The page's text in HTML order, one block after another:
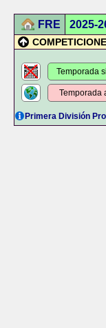
FRE 2025-
Temporada
Temporada
Primera División